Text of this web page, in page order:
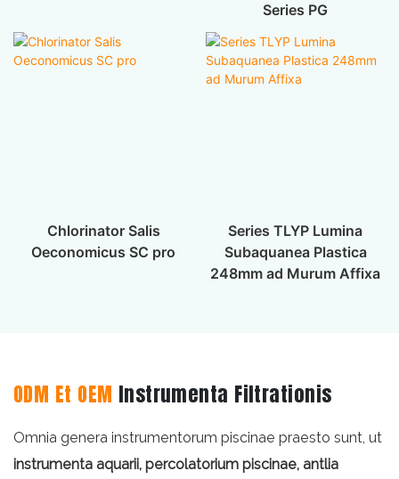
Series PG
Chlorinator Salis
Oeconomicus SC pro
Series TLYP Lumina
Subaquanea Plastica
248mm ad Murum Affixa
ODM Et OEM Instrumenta Filtrationis
Omnia genera instrumentorum piscinae praesto sunt, ut
instrumenta aquarii, percolatorium piscinae, antlia